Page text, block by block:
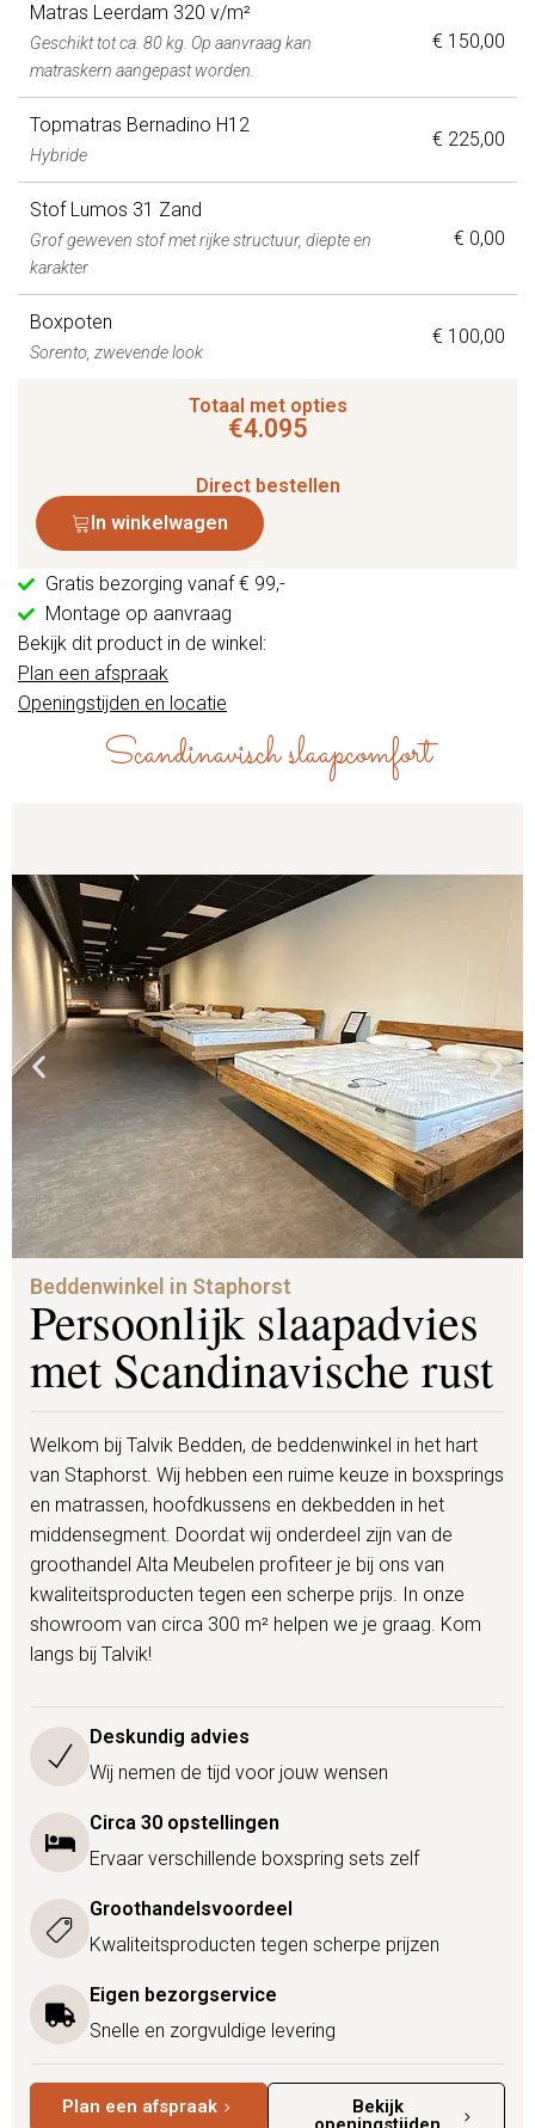
Matras Leerdam 320 v/m²
Geschikt tot ca. 80 kg. Op aanvraag kan
matraskern aangepast worden.
€ 150,00
Topmatras Bernadino H12
Hybride
€ 225,00
Stof Lumos 31 Zand
Grof geweven stof met rijke structuur, diepte en
karakter
€ 0,00
Boxpoten
Sorento, zwevende look
€ 100,00
Totaal met opties
€4.095
Direct bestellen
In winkelwagen
Gratis bezorging vanaf € 99,-
Montage op aanvraag
Bekijk dit product in de winkel:
Plan een afspraak
Openingstijden en locatie
Scandinavisch slaapcomfort
Beddenwinkel in Staphorst
Persoonlijk slaapadvies
met Scandinavische rust
Welkom bij Talvik Bedden, de beddenwinkel in het hart
van Staphorst. Wij hebben een ruime keuze in boxsprings
en matrassen, hoofdkussens en dekbedden in het
middensegment. Doordat wij onderdeel zijn van de
groothandel Alta Meubelen profiteer je bij ons van
kwaliteitsproducten tegen een scherpe prijs. In onze
showroom van circa 300 m² helpen we je graag. Kom
langs bij Talvik!
Deskundig advies
Wij nemen de tijd voor jouw wensen
Circa 30 opstellingen
Ervaar verschillende boxspring sets zelf
Groothandelsvoordeel
Kwaliteitsproducten tegen scherpe prijzen
Eigen bezorgservice
Snelle en zorgvuldige levering
Plan een afspraak
Bekijk